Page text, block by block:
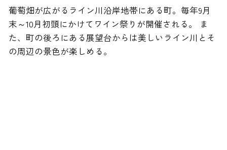
葡萄畑が広がるライン川沿岸地帯にある町。毎年9月
末～10月初頭にかけてワイン祭りが開催される。 ま
た、町の後ろにある展望台からは美しいライン川とそ
の周辺の景色が楽しめる。